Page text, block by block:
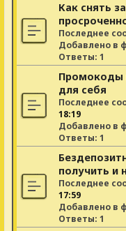
Как снять
Последнее
Добавлено в
Ответы: 1
Промокоды
для себя
Последнее
18:19
Добавлено в
Ответы: 1
получить и
Последнее
17:59
Добавлено в
Ответы: 1